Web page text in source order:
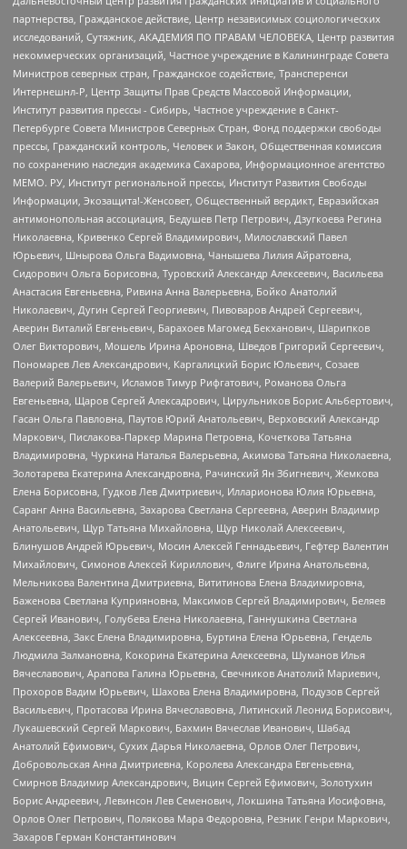
партнерства, Гражданское действие, Центр независимых социологических
исследований, Сутяжник, АКАДЕМИЯ ПО ПРАВАМ ЧЕЛОВЕКА, Центр развития
некоммерческих организаций, Частное учреждение в Калининграде Совета
Министров северных стран, Гражданское содействие, Трансперенси
Интернешнл-Р, Центр Защиты Прав Средств Массовой Информации,
Институт развития прессы - Сибирь, Частное учреждение в Санкт-
Петербурге Совета Министров Северных Стран, Фонд поддержки свободы
прессы, Гражданский контроль, Человек и Закон, Общественная комиссия
по сохранению наследия академика Сахарова, Информационное агентство
МЕМО. РУ, Институт региональной прессы, Институт Развития Свободы
Информации, Экозащита!-Женсовет, Общественный вердикт, Евразийская
антимонопольная ассоциация, Бедушев Петр Петрович, Дзугкоева Регина
Николаевна, Кривенко Сергей Владимирович, Милославский Павел
Юрьевич, Шнырова Ольга Вадимовна, Чанышева Лилия Айратовна,
Сидорович Ольга Борисовна, Туровский Александр Алексеевич, Васильева
Анастасия Евгеньевна, Ривина Анна Валерьевна, Бойко Анатолий
Николаевич, Дугин Сергей Георгиевич, Пивоваров Андрей Сергеевич,
Аверин Виталий Евгеньевич, Барахоев Магомед Бекханович, Шарипков
Олег Викторович, Мошель Ирина Ароновна, Шведов Григорий Сергеевич,
Пономарев Лев Александрович, Каргалицкий Борис Юльевич, Созаев
Валерий Валерьевич, Исламов Тимур Рифгатович, Романова Ольга
Евгеньевна, Щаров Сергей Алексадрович, Цирульников Борис Альбертович,
Гасан Ольга Павловна, Паутов Юрий Анатольевич, Верховский Александр
Маркович, Пислакова-Паркер Марина Петровна, Кочеткова Татьяна
Владимировна, Чуркина Наталья Валерьевна, Акимова Татьяна Николаевна,
Золотарева Екатерина Александровна, Рачинский Ян Збигневич, Жемкова
Елена Борисовна, Гудков Лев Дмитриевич, Илларионова Юлия Юрьевна,
Саранг Анна Васильевна, Захарова Светлана Сергеевна, Аверин Владимир
Анатольевич, Щур Татьяна Михайловна, Щур Николай Алексеевич,
Блинушов Андрей Юрьевич, Мосин Алексей Геннадьевич, Гефтер Валентин
Михайлович, Симонов Алексей Кириллович, Флиге Ирина Анатольевна,
Мельникова Валентина Дмитриевна, Вититинова Елена Владимировна,
Баженова Светлана Куприяновна, Максимов Сергей Владимирович, Беляев
Сергей Иванович, Голубева Елена Николаевна, Ганнушкина Светлана
Алексеевна, Закс Елена Владимировна, Буртина Елена Юрьевна, Гендель
Людмила Залмановна, Кокорина Екатерина Алексеевна, Шуманов Илья
Вячеславович, Арапова Галина Юрьевна, Свечников Анатолий Мариевич,
Прохоров Вадим Юрьевич, Шахова Елена Владимировна, Подузов Сергей
Васильевич, Протасова Ирина Вячеславовна, Литинский Леонид Борисович,
Лукашевский Сергей Маркович, Бахмин Вячеслав Иванович, Шабад
Анатолий Ефимович, Сухих Дарья Николаевна, Орлов Олег Петрович,
Добровольская Анна Дмитриевна, Королева Александра Евгеньевна,
Смирнов Владимир Александрович, Вицин Сергей Ефимович, Золотухин
Борис Андреевич, Левинсон Лев Семенович, Локшина Татьяна Иосифовна,
Орлов Олег Петрович, Полякова Мара Федоровна, Резник Генри Маркович,
Захаров Герман Константинович